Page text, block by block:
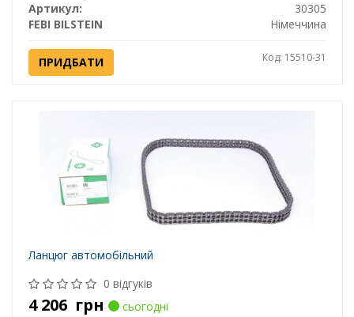
Артикул:
30305
FEBI BILSTEIN
Німеччина
ПРИДБАТИ Код: 15510-31
Ланцюг автомобільний
0 відгуків
4 206 грн
сьогодні